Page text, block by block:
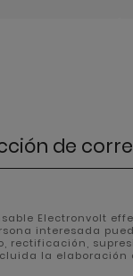
Electronvolt
interesada
la